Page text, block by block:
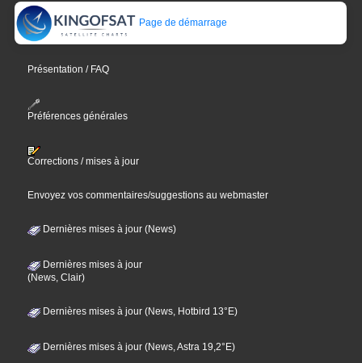
Page de démarrage
Présentation / FAQ
Préférences générales
Corrections / mises à jour
Envoyez vos commentaires/suggestions au webmaster
Dernières mises à jour (News)
Dernières mises à jour
(News, Clair)
Dernières mises à jour (News, Hotbird 13°E)
Dernières mises à jour (News, Astra 19,2°E)